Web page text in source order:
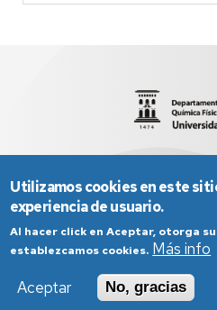
Aviso Legal
Política de Privacidad
Utilizamos cookies en este
experiencia de usuario.
Al hacer click en Aceptar, otorga
establezcamos cookies. Más info
Aceptar
No, gracias